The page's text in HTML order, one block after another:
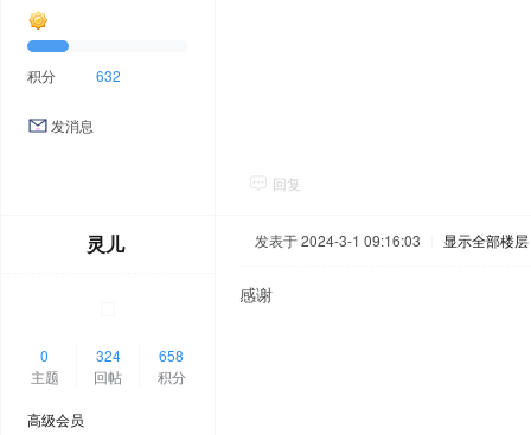
积分 632
发消息
回复
灵儿
0
主题
324
回帖
658
积分
高级会员
发表于 2024-3-1 09:16:03 显示全部楼层
感谢